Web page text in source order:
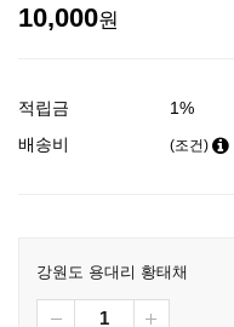
10,000원
적립금
1%
배송비
(조건)
강원도 용대리 황태채